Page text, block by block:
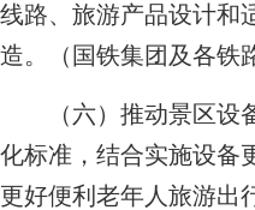
线路、旅游产品设计和
造。
（国铁集团及各
（六）推动景区设备
化标准，结合实施设备
更好便利老年人旅游出